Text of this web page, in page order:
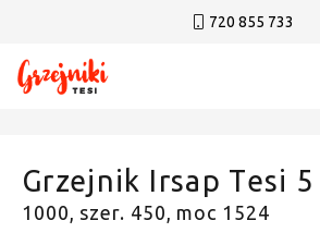
720 855 733
Grzejnik Irsap Tesi 5
1000, szer. 450, moc 1524